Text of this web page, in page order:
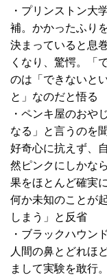
・プリンストン大
補。かかったふり
決まっていると息
くなり、驚愕。「
のは「できないと
と」なのだと悟る
・ペンキ屋のおや
なる」と言うのを
好奇心に抗えず、
然ピンクにしかな
果をほとんど確実
何か未知のことが
しまう」と反省
・ブラックハウン
人間の鼻とどれほ
まして実験を敢行